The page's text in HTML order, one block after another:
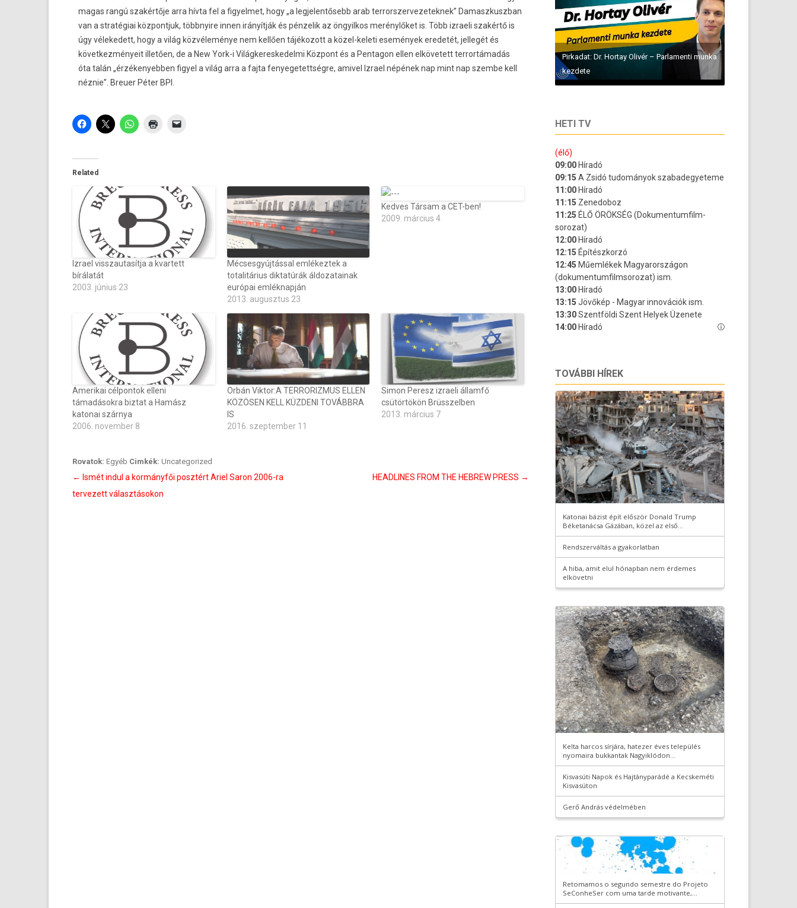
magas rangú szakértője arra hívta fel a figyelmet, hogy „a legjelentősebb arab terrorszervezeteknek” Damaszkuszban
van a stratégiai központjuk, többnyire innen irányítják és pénzelik az öngyilkos merénylőket is. Több izraeli szakértő is
úgy vélekedett, hogy a világ közvéleménye nem kellően tájékozott a közel-keleti események eredetét, jellegét és
következményeit illetően, de a New York-i Világkereskedelmi Központ és a Pentagon ellen elkövetett terrortámadás
óta talán „érzékenyebben figyel a világ arra a fajta fenyegetettségre, amivel Izrael népének nap mint nap szembe kell
néznie”. Breuer Péter BPI.
Related
Izrael visszautasítja a kvartett
bírálatát
2003. június 23
Mécsesgyújtással emlékeztek a
totalitárius diktatúrák áldozatainak
európai emléknapján
2013. augusztus 23
Kedves Társam a CET-ben!
2009. március 4
Amerikai célpontok elleni
támadásokra biztat a Hamász
katonai szárnya
2006. november 8
Orbán Viktor:A TERRORIZMUS ELLEN
KÖZÖSEN KELL KÜZDENI TOVÁBBRA
IS
2016. szeptember 11
Simon Peresz izraeli államfő
csütörtökön Brüsszelben
2013. március 7
Rovatok: Egyéb Cimkék: Uncategorized
Bejegyzés
navigáció
← Ismét indul a kormányfői posztért Ariel Saron 2006-ra
tervezett választásokon
HEADLINES FROM THE HEBREW PRESS →
Pirkadat: Dr. Hortay Olivér – Parlamenti munka
kezdete
HETI TV
TOVÁBBI HÍREK